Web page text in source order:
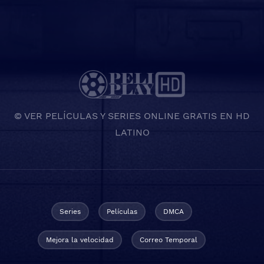
© VER PELÍCULAS Y SERIES ONLINE GRATIS EN HD
LATINO
Series Películas DMCA
Mejora la velocidad Correo Temporal